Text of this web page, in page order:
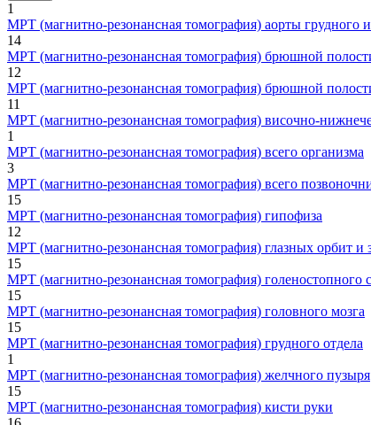
1
МРТ (магнитно-резонансная томография) аорты грудного
14
МРТ (магнитно-резонансная томография) брюшной
12
МРТ (магнитно-резонансная томография) брюшной
11
МРТ (магнитно-резонансная томография) височно-
1
МРТ (магнитно-резонансная томография) всего организма
3
МРТ (магнитно-резонансная томография) всего
15
МРТ (магнитно-резонансная томография) гипофиза
12
МРТ (магнитно-резонансная томография) глазных орбит и
15
МРТ (магнитно-резонансная томография) голеностопного
15
МРТ (магнитно-резонансная томография) головного мозга
15
МРТ (магнитно-резонансная томография) грудного отдела
1
МРТ (магнитно-резонансная томография) желчного пузыря
15
МРТ (магнитно-резонансная томография) кисти руки